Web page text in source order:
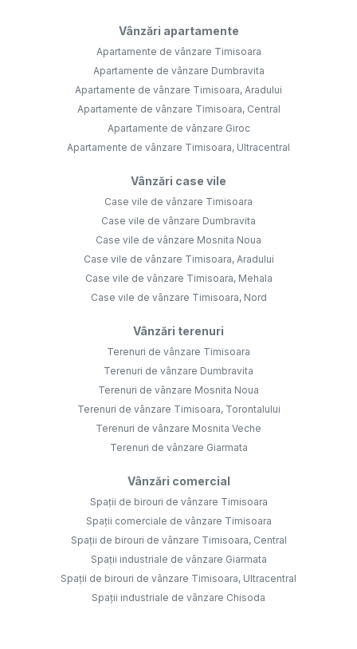
Vânzări apartamente
Apartamente de vânzare Timisoara
Apartamente de vânzare Dumbravita
Apartamente de vânzare Timisoara, Aradului
Apartamente de vânzare Timisoara, Central
Apartamente de vânzare Giroc
Apartamente de vânzare Timisoara, Ultracentral
Vânzări case vile
Case vile de vânzare Timisoara
Case vile de vânzare Dumbravita
Case vile de vânzare Mosnita Noua
Case vile de vânzare Timisoara, Aradului
Case vile de vânzare Timisoara, Mehala
Case vile de vânzare Timisoara, Nord
Vânzări terenuri
Terenuri de vânzare Timisoara
Terenuri de vânzare Dumbravita
Terenuri de vânzare Mosnita Noua
Terenuri de vânzare Timisoara, Torontalului
Terenuri de vânzare Mosnita Veche
Terenuri de vânzare Giarmata
Vânzări comercial
Spații de birouri de vânzare Timisoara
Spații comerciale de vânzare Timisoara
Spații de birouri de vânzare Timisoara, Central
Spații industriale de vânzare Giarmata
Spații de birouri de vânzare Timisoara, Ultracentral
Spații industriale de vânzare Chisoda